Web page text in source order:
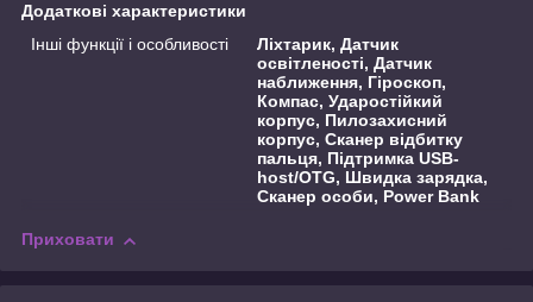
Додаткові характеристики
Інші функції і особливості
Ліхтарик, Датчик
освітленості, Датчик
наближення, Гіроскоп,
Компас, Ударостійкий
корпус, Пилозахисний
корпус, Сканер відбитку
пальця, Підтримка USB-
host/OTG, Швидка зарядка,
Сканер особи, Power Bank
Приховати